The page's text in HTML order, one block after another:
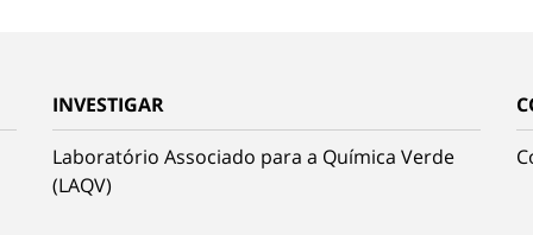
INVESTIGAR
Laboratório Associado para a Química Verde
(LAQV)